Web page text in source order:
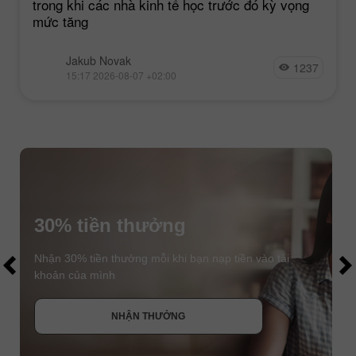
trong khi các nhà kinh tế học trước đó kỳ vọng
mức tăng
Jakub Novak
15:17 2026-08-07 +02:00 1237
THAM GIA CUỘC THI
$1000
30% tiền thưởng
Nhận 30% tiền thưởng mỗi khi bạn nạp tiền vào tài
khoản của mình
NHẬN THƯỞNG